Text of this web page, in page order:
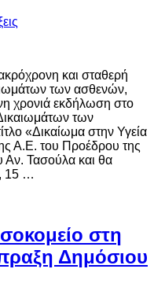
και σταθερή
των ασθενών,
χρονιά εκδήλωση στο
των
«Δικαίωμα στην Υγεία
Α.Ε. του Προέδρου της
Αν. Τασούλα και θα
15 …
στη
Δημόσιου